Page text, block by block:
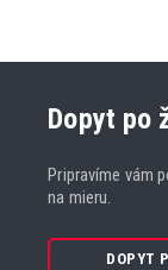
Dopyt po
Pripravíme vám
na mieru.
DOPYT